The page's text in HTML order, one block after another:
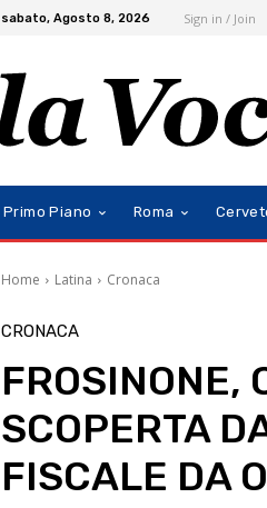
sabato, Agosto 8, 2026 Sign in / Join
Primo Piano Roma
Home Latina Cronaca
CRONACA
FROSINONE,
SCOPERTA
FISCALE DA